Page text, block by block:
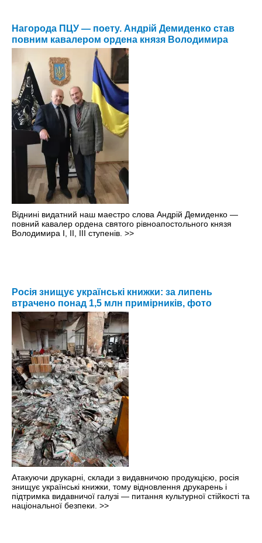
Нагорода ПЦУ — поету. Андрій Демиденко став
повним кавалером ордена князя Володимира
Віднині видатний наш маестро слова Андрій Демиденко —
повний кавалер ордена святого рівноапостольного князя
Володимира І, ІІ, ІІІ ступенів. >>
Росія знищує українські книжки: за липень
втрачено понад 1,5 млн примірників, фото
Атакуючи друкарні, склади з видавничою продукцією, росія
знищує українські книжки, тому відновлення друкарень і
підтримка видавничої галузі — питання культурної стійкості та
національної безпеки. >>